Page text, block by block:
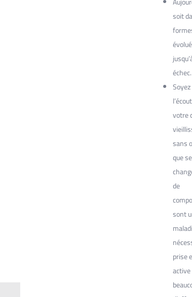
soit
échec.
votre
sans
que
de
sont
prise